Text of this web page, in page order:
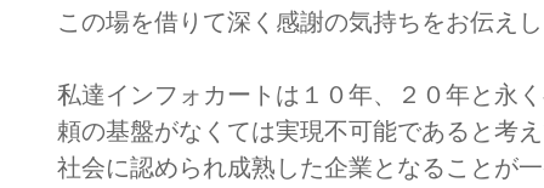
この場を借りて深く感謝の気持ちをお伝え
私達インフォカートは１０年、２０年と永
頼の基盤がなくては実現不可能であると考
社会に認められ成熟した企業となることが